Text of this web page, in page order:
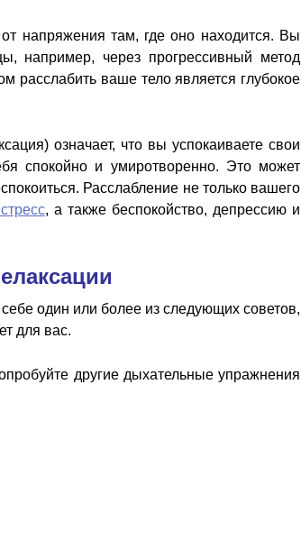
от напряжения там, где оно находится. Вы
например, через прогрессивный метод
расслабить ваше тело является глубокое
означает, что вы успокаиваете свои
спокойно и умиротворенно. Это может
Расслабление не только вашего
, а также беспокойство, депрессию и
один или более из следующих советов,
для вас.
другие дыхательные упражнения